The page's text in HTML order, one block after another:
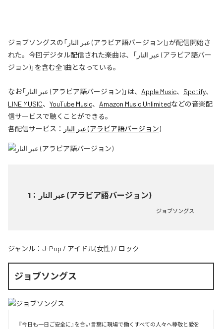
ジョブソングスの「عبر النار (アラビア語バージョン)」が配信開始さ
れた。今回デジタル配信された楽曲は、「عبر النار (アラビア語バー
ジョン)」を含む全1曲となっている。
なお「 عبر النار (アラビア語バージョン)」は、 Apple Music、 Spotify、
LINE MUSIC、 YouTube Music、 Amazon Music Unlimitedなどの音楽配
信サービスで聴くことができる。
各配信サービス：
عبر النار (アラビア語バージョン)
1 ： عبر النار (アラビア語バージョン)
ジョブソングス
ジャンル： J-Pop / アイドル(女性) / ロック
ジョブソングス
『今日も一日ご安全に』を合い言葉に現場で働くすべての人々へ尊敬と愛を